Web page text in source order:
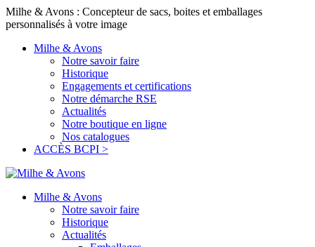
Milhe & Avons : Concepteur de sacs, boites et emballages
personnalisés à votre image
Milhe & Avons
Notre savoir faire
Historique
Engagements et certifications
Notre démarche RSE
Actualités
Notre boutique en ligne
Nos catalogues
ACCÈS BCPI >
Milhe & Avons
Notre savoir faire
Historique
Actualités